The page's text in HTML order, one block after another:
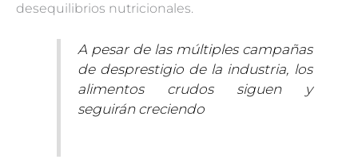
desequilibrios nutricionales.
A pesar de las múltiples campañas
de desprestigio de la industria, los
alimentos crudos siguen y
seguirán creciendo